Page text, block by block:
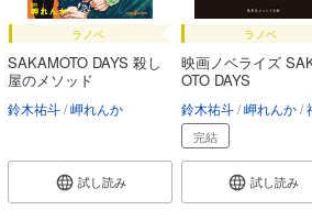
ラノベ
SAKAMOTO DAYS 殺し
屋のメソッド
鈴木祐斗 岬れんか
試し読み
ラノベ
映画ノベライズ
OTO DAYS
鈴木祐斗 岬れんか 福
完結
試し読み